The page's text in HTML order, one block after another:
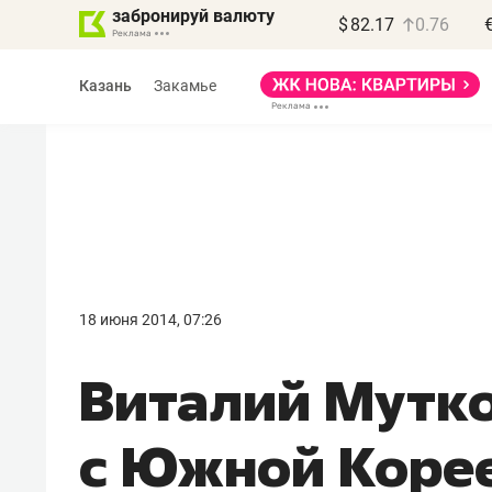
забронируй валюту $ 82.17 0.76
Казань Закамье
18 июня 2014, 07:26
Виталий
с Южной
правил, бизнес может
потерять минимум
полгода»